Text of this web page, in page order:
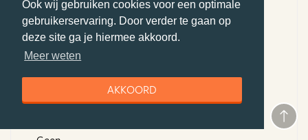
Ook wij gebruiken cookies voor een optimale
gebruikerservaring. Door verder te gaan op
deze site ga je hiermee akkoord.
Meer weten
AKKOORD
Pluspunten Pacific Island Travel
Reis op maat
toplocaties